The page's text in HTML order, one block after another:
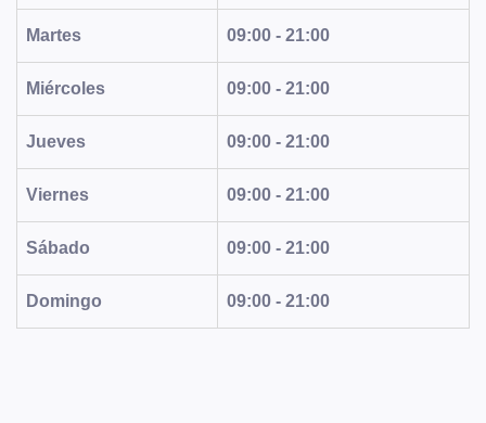
Martes 09:00 - 21:00
Miércoles 09:00 - 21:00
Jueves 09:00 - 21:00
Viernes 09:00 - 21:00
Sábado 09:00 - 21:00
Domingo 09:00 - 21:00